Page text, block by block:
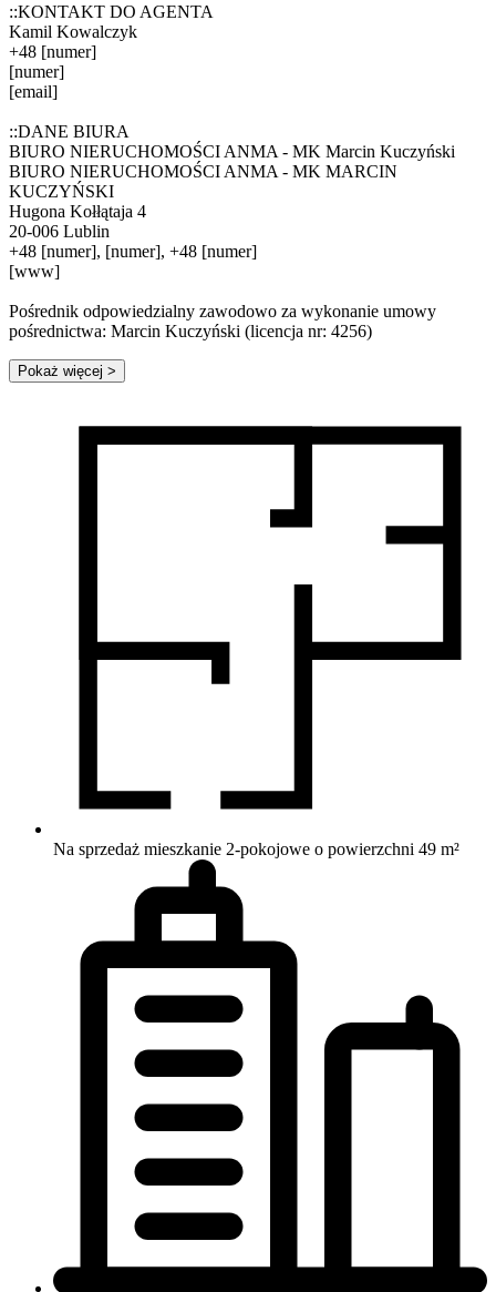
::KONTAKT DO AGENTA
Kamil Kowalczyk
+48 [numer]
[numer]
[email]
::DANE BIURA
BIURO NIERUCHOMOŚCI ANMA - MK Marcin Kuczyński
BIURO NIERUCHOMOŚCI ANMA - MK MARCIN
KUCZYŃSKI
Hugona Kołłątaja 4
20-006 Lublin
+48 [numer], [numer], +48 [numer]
[www]
Pośrednik odpowiedzialny zawodowo za wykonanie umowy
pośrednictwa: Marcin Kuczyński (licencja nr: 4256)
Pokaż więcej >
Na sprzedaż mieszkanie 2-pokojowe o powierzchni 49 m²